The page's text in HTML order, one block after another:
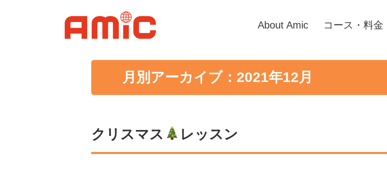
About Amic コース・料金
月別アーカイブ：2021年12月
クリスマス レッスン